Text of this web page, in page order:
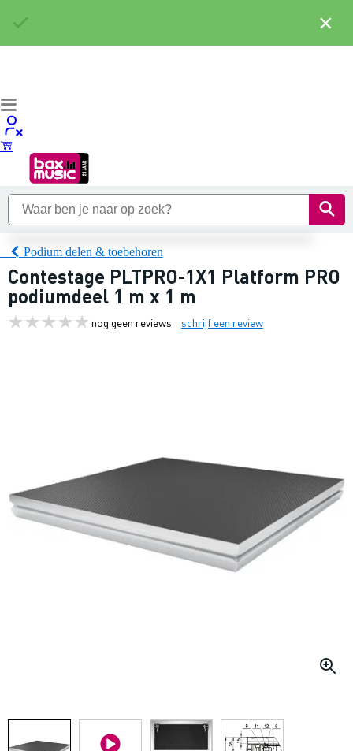
Podium delen & toebehoren
Contestage PLTPRO-1X1 Platform PRO
podiumdeel 1 m x 1 m
nog geen reviews schrijf een review
×